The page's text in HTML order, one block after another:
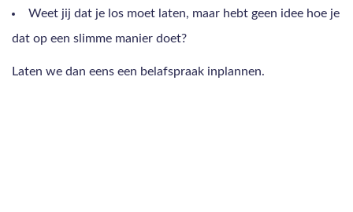
Weet jij dat je los moet laten, maar hebt geen idee hoe je
dat op een slimme manier doet?
Laten we dan eens een belafspraak inplannen.